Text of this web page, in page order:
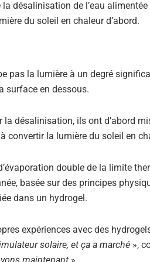
désalinisation de l’eau alimentée
du soleil en chaleur d’abord.
pas la lumière à un degré
surface en dessous.
la désalinisation, ils ont d’abord
convertir la lumière du soleil en
double de la limite
basée sur des principes
dans un hydrogel.
expériences avec des
solaire, et ça a marché »,